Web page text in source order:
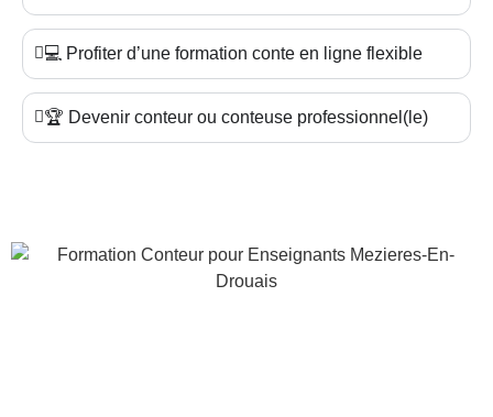
💻 Profiter d’une formation conte en ligne flexible
🏆 Devenir conteur ou conteuse professionnel(le)